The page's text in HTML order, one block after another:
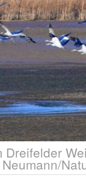
Dreifelder
Neumann/